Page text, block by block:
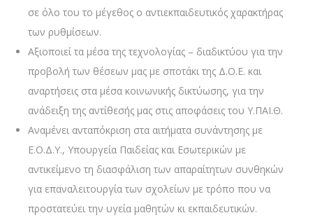
σε όλο του το μέγεθος ο αντιεκπαιδευτικός χαρακτήρας
των ρυθμίσεων.
Αξιοποιεί τα μέσα της τεχνολογίας – διαδικτύου για την
προβολή των θέσεων μας με σποτάκι της Δ.Ο.Ε. και
αναρτήσεις στα μέσα κοινωνικής δικτύωσης, για την
ανάδειξη της αντίθεσής μας στις αποφάσεις του Υ.ΠΑΙ.Θ.
Αναμένει ανταπόκριση στα αιτήματα συνάντησης με
Ε.Ο.Δ.Υ., Υπουργεία Παιδείας και Εσωτερικών με
αντικείμενο τη διασφάλιση των απαραίτητων συνθηκών
για επαναλειτουργία των σχολείων με τρόπο που να
προστατεύει την υγεία μαθητών κι εκπαιδευτικών.